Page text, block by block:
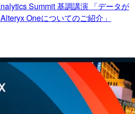
Summit 基調講演 「データが
Oneについてのご紹介」